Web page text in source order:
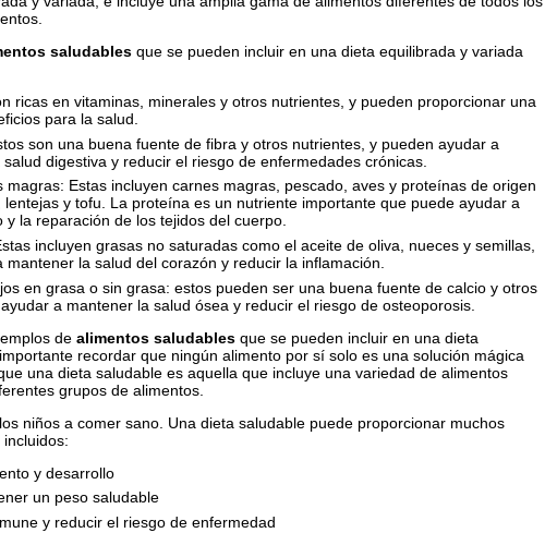
saludables que se pueden incluir en una dieta equilibrada y variada
ricas en vitaminas, minerales y otros nutrientes, y pueden proporcionar una
para la salud.
son una buena fuente de fibra y otros nutrientes, y pueden ayudar a
digestiva y reducir el riesgo de enfermedades crónicas.
magras: Estas incluyen carnes magras, pescado, aves y proteínas de origen
lentejas y tofu. La proteína es un nutriente importante que puede ayudar a
y la reparación de los tejidos del cuerpo.
incluyen grasas no saturadas como el aceite de oliva, nueces y semillas,
la salud del corazón y reducir la inflamación.
en grasa o sin grasa: estos pueden ser una buena fuente de calcio y otros
a mantener la salud ósea y reducir el riesgo de osteoporosis.
de alimentos saludables que se pueden incluir en una dieta
recordar que ningún alimento por sí solo es una solución mágica
una dieta saludable es aquella que incluye una variedad de alimentos
grupos de alimentos.
niños a comer sano. Una dieta saludable puede proporcionar muchos
y desarrollo
un peso saludable
y reducir el riesgo de enfermedad